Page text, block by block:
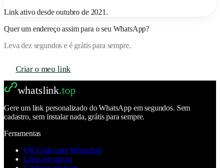
Link ativo desde outubro de 2021 .
Quer um endereço assim para o seu WhatsApp?
Leva dez segundos e é grátis para sempre.
Criar o meu link
whatslink.top
Gere um link personalizado do WhatsApp em segundos. Sem
cadastro, sem instalar nada, grátis para sempre.
Ferramentas
QR Code para WhatsApp
Links em massa